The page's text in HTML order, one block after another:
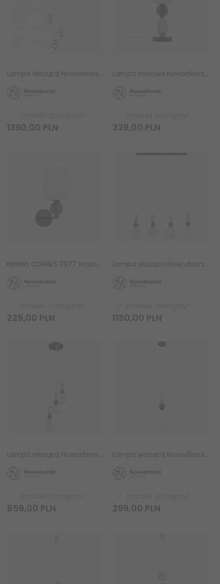
Lampa wisząca Nowodvorski LUNARI LED III 11982 potrójna szczotkowane złoto nowoczesna salonowa zintegrowana
1390,00 PLN
Lampa stołowa Nowodvorski CORALS 11978 ceramiczna beżowo-szara biurkowa Mid-century
329,00 PLN
Kinkiet CORALS 11977 Nowodvorski Lighting lampa ścienna
229,00 PLN
Lampa wisząca Nowodvorski CORALS IV 11976 ceramiczna czteropunktowa beżowo-szara listwa Mid-century
1150,00 PLN
Lampa wisząca Nowodvorski CORALS III 11975 ceramiczna potrójna beżowo-szara Mid-century do salonu
859,00 PLN
Lampa wisząca Nowodvorski CORALS I 11974 ceramiczna beżowo-szara Mid-century
299,00 PLN